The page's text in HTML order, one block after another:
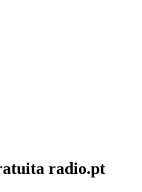
radio.pt